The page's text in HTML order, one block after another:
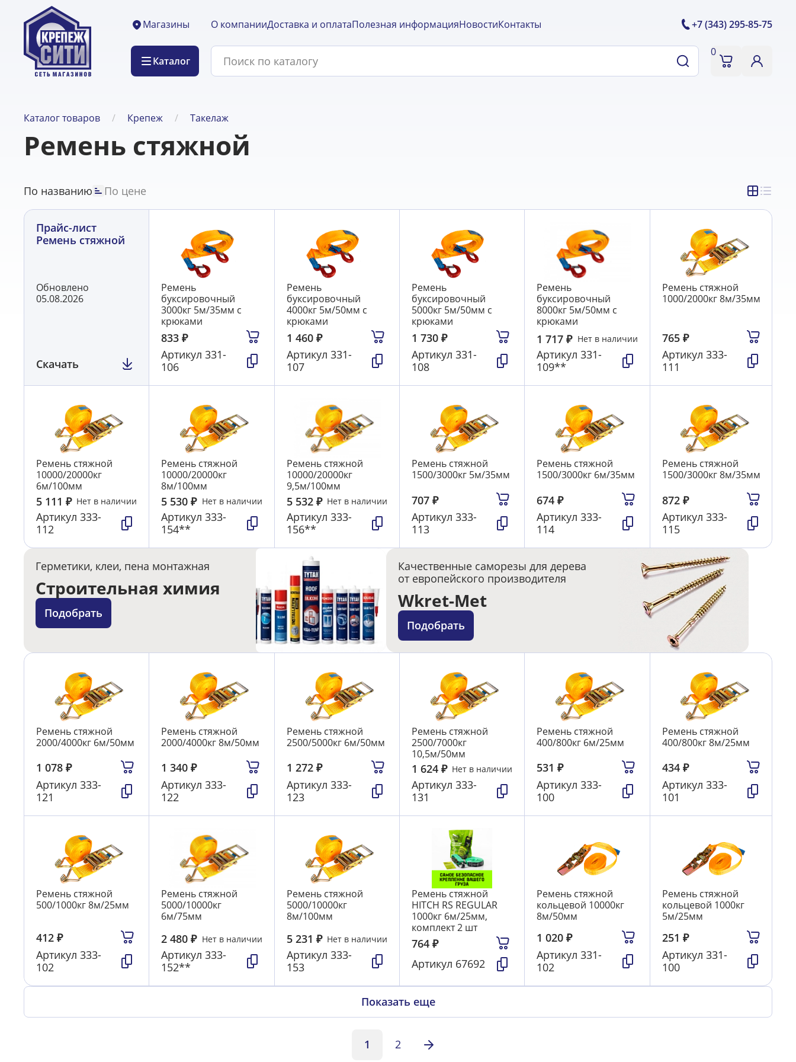
Магазины
Каталог
О компанииДоставка и оплатаПолезная информацияНовостиКонтакты +7 (343) 295-85-75
0
Каталог товаров Крепеж Такелаж
Ремень стяжной
По названию По цене
Прайс-лист
Ремень стяжной
Обновлено
05.08.2026
Скачать
Ремень
буксировочный
3000кг 5м/35мм с
крюками
833₽
Артикул331-
106
Ремень
буксировочный
4000кг 5м/50мм с
крюками
1 460 ₽
Артикул 331-
107
Ремень
буксировочный
5000кг 5м/50мм с
крюками
1 730 ₽
Артикул 331-
108
Ремень
буксировочный
8000кг 5м/50мм с
крюками
1 717₽ Нет в наличии
Артикул331-
109**
Ремень стяжной
1000/2000кг 8м/35мм
765 ₽
Артикул 333-
111
Ремень стяжной
10000/20000кг
6м/100мм
5 111 ₽ Нет в наличии
Артикул 333-
112
Ремень стяжной
10000/20000кг
8м/100мм
5 530₽ Нет в наличии
Артикул333-
154**
Ремень стяжной
10000/20000кг
9,5м/100мм
5 532 ₽ Нет в наличии
Артикул 333-
156**
Ремень стяжной
1500/3000кг 5м/35мм
707 ₽
Артикул 333-
113
Ремень стяжной
1500/3000кг 6м/35мм
674₽
Артикул333-
114
Ремень стяжной
1500/3000кг 8м/35мм
872 ₽
Артикул 333-
115
Герметики, клеи, пена монтажная
Строительная химия
Подобрать
Качественные саморезы для дерева
от европейского производителя
Wkret-Met
Подобрать
Ремень стяжной
2000/4000кг 6м/50мм
1 078 ₽
Артикул 333-
121
Ремень стяжной
2000/4000кг 8м/50мм
1 340₽
Артикул333-
122
Ремень стяжной
2500/5000кг 6м/50мм
1 272 ₽
Артикул 333-
123
Ремень стяжной
2500/7000кг
10,5м/50мм
1 624 ₽ Нет в наличии
Артикул 333-
131
Ремень стяжной
400/800кг 6м/25мм
531₽
Артикул333-
100
Ремень стяжной
400/800кг 8м/25мм
434 ₽
Артикул 333-
101
Ремень стяжной
500/1000кг 8м/25мм
412 ₽
Артикул 333-
102
Ремень стяжной
5000/10000кг
6м/75мм
2 480₽ Нет в наличии
Артикул333-
152**
Ремень стяжной
5000/10000кг
8м/100мм
5 231 ₽ Нет в наличии
Артикул 333-
153
Ремень стяжной
HITCH RS REGULAR
1000кг 6м/25мм,
комплект 2 шт
764 ₽
Артикул 67692
Ремень стяжной
кольцевой 10000кг
8м/50мм
1 020₽
Артикул331-
102
Ремень стяжной
кольцевой 1000кг
5м/25мм
251 ₽
Артикул 331-
100
Показать еще
1 2